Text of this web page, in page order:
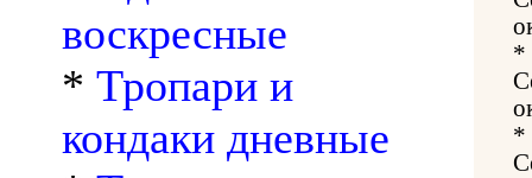
воскресные
* Тропари и
кондаки дневные
*
*